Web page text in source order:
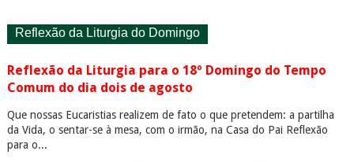
Reflexão da Liturgia do Domingo
Reflexão da Liturgia para o 18º Domingo do Tempo
Comum do dia dois de agosto
Que nossas Eucaristias realizem de fato o que pretendem: a partilha
da Vida, o sentar-se à mesa, com o irmão, na Casa do Pai Reflexão
para o...